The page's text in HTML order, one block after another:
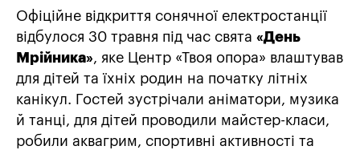
Офіційне відкриття сонячної електростанції
відбулося 30 травня під час свята «День
Мрійника», яке Центр «Твоя опора» влаштував
для дітей та їхніх родин на початку літніх
канікул. Гостей зустрічали аніматори, музика
й танці, для дітей проводили майстер-класи,
робили аквагрим, спортивні активності та